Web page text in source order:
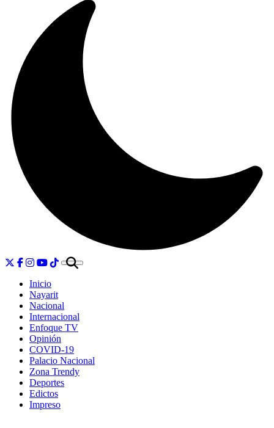
Inicio
Nayarit
Nacional
Internacional
Enfoque TV
Opinión
COVID-19
Palacio Nacional
Zona Trendy
Deportes
Edictos
Impreso